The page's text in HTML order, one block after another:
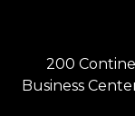
200
Business